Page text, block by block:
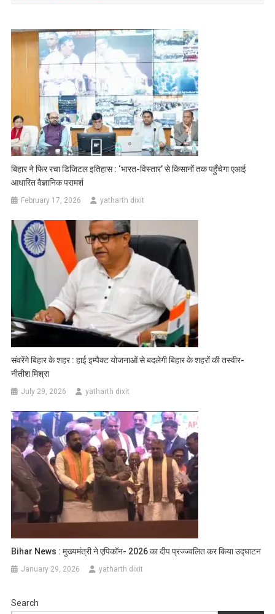
बिहार ने फिर रचा डिजिटल इतिहास : ‘भारत-विस्तार’ से किसानों तक पहुँचेगा एआई
आधारित वैज्ञानिक परामर्श
February 17, 2026 yatharth dixit
संवरेंगे बिहार के शहर : हाई इम्पैक्ट योजनाओं से बदलेगी बिहार के शहरों की तस्वीर-
नीतीश मिश्रा
July 29, 2026 yatharth dixit
Bihar News : मुख्यमंत्री ने एपिकॉन- 2026 का दीप प्रज्ज्वलित कर किया उद्घाटन
January 29, 2026 yatharth dixit
Search